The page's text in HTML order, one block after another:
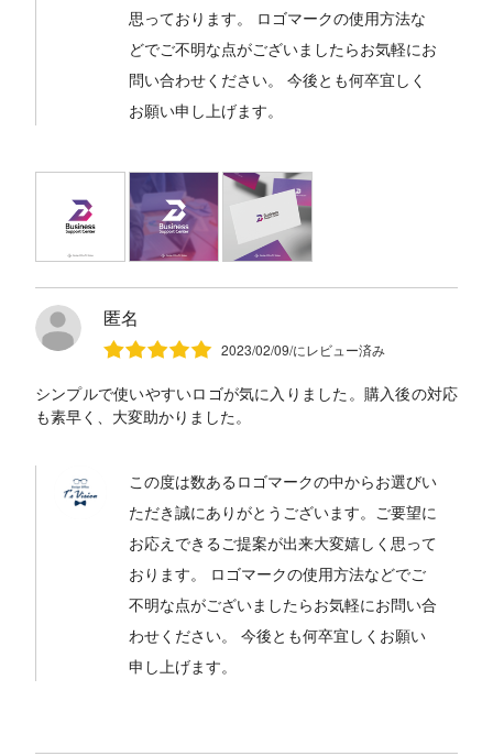
思っております。 ロゴマークの使用方法な
どでご不明な点がございましたらお気軽にお
問い合わせください。 今後とも何卒宜しく
お願い申し上げます。
匿名
2023/02/09/にレビュー済み
シンプルで使いやすいロゴが気に入りました。購入後の対応
も素早く、大変助かりました。
この度は数あるロゴマークの中からお選びい
ただき誠にありがとうございます。ご要望に
お応えできるご提案が出来大変嬉しく思って
おります。 ロゴマークの使用方法などでご
不明な点がございましたらお気軽にお問い合
わせください。 今後とも何卒宜しくお願い
申し上げます。